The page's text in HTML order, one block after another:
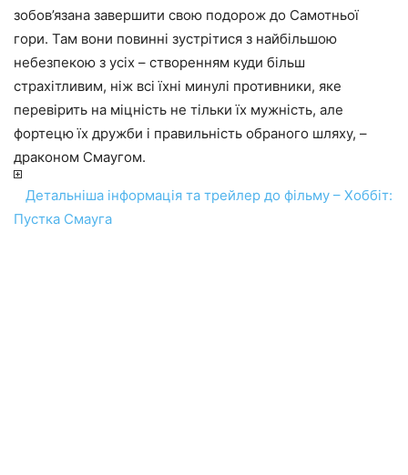
зобов’язана завершити свою подорож до Самотньої
гори. Там вони повинні зустрітися з найбільшою
небезпекою з усіх – створенням куди більш
страхітливим, ніж всі їхні минулі противники, яке
перевірить на міцність не тільки їх мужність, але
фортецю їх дружби і правильність обраного шляху, –
драконом Смаугом.
Детальніша інформація та трейлер до фільму – Хоббіт:
Пустка Смауга